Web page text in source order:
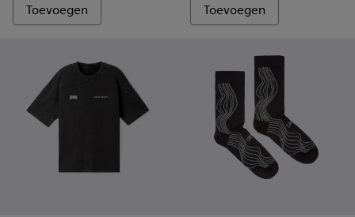
Toevoegen Toevoegen